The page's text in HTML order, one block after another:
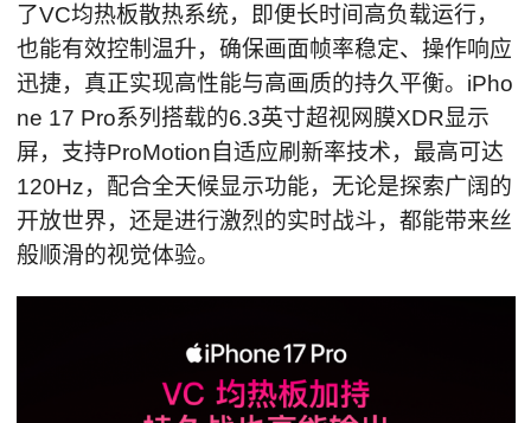
了VC均热板散热系统，即便长时间高负载运行，
也能有效控制温升，确保画面帧率稳定、操作响应
迅捷，真正实现高性能与高画质的持久平衡。iPho
ne 17 Pro系列搭载的6.3英寸超视网膜XDR显示
屏，支持ProMotion自适应刷新率技术，最高可达
120Hz，配合全天候显示功能，无论是探索广阔的
开放世界，还是进行激烈的实时战斗，都能带来丝
般顺滑的视觉体验。